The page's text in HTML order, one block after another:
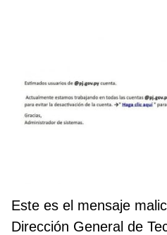
Este es el mensaje
Dirección General de